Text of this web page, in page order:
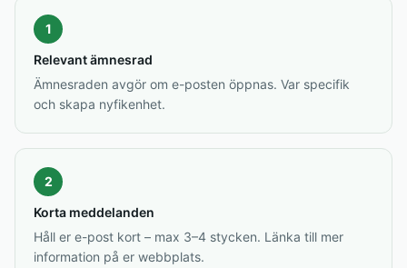
1
Relevant ämnesrad
Ämnesraden avgör om e-posten öppnas. Var specifik
och skapa nyfikenhet.
2
Korta meddelanden
Håll er e-post kort – max 3–4 stycken. Länka till mer
information på er webbplats.